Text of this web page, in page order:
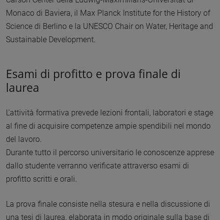
Monaco di Baviera, il Max Planck Institute for the History of
Science di Berlino e la UNESCO Chair on Water, Heritage and
Sustainable Development.
Esami di profitto e prova finale di
laurea
L'attività formativa prevede lezioni frontali, laboratori e stage
al fine di acquisire competenze ampie spendibili nel mondo
del lavoro.
Durante tutto il percorso universitario le conoscenze apprese
dallo studente verranno verificate attraverso esami di
profitto scritti e orali.
La prova finale consiste nella stesura e nella discussione di
una tesi di laurea, elaborata in modo originale sulla base di